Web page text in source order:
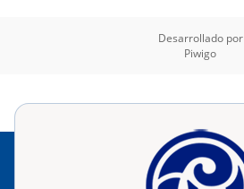
Desarrollado por
Piwigo